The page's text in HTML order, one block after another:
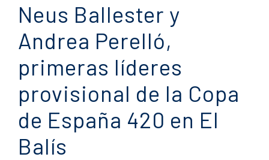
Neus Ballester y
Andrea Perelló,
primeras líderes
provisional de la Copa
de España 420 en El
Balís